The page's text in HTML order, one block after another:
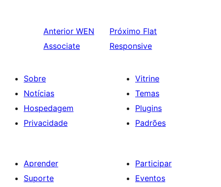
Anterior WEN
Associate
Próximo Flat
Responsive
Sobre
Notícias
Hospedagem
Privacidade
Vitrine
Temas
Plugins
Padrões
Aprender
Suporte
Participar
Eventos